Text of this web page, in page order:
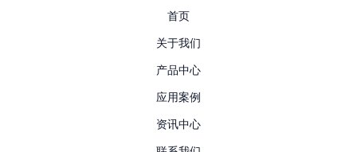
首页
关于我们
产品中心
应用案例
资讯中心